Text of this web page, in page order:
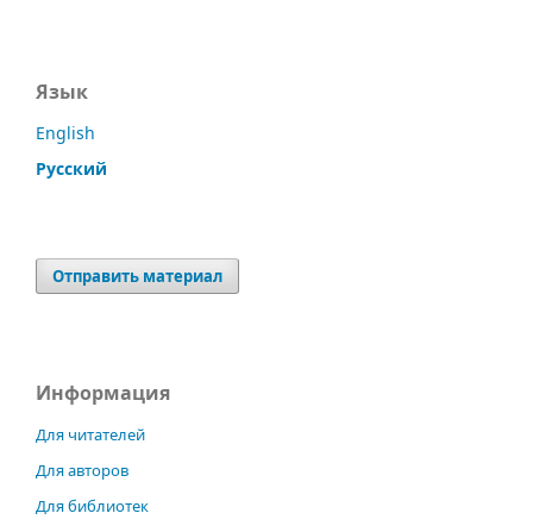
Язык
English
Русский
Отправить материал
Информация
Для читателей
Для авторов
Для библиотек